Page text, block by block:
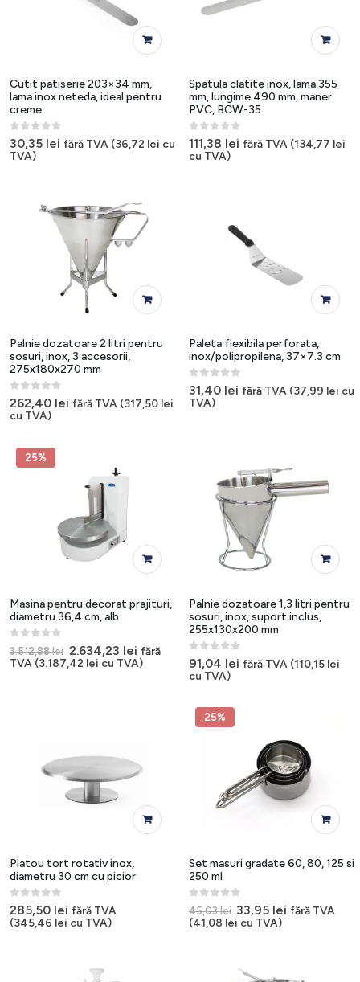
Cutit patiserie 203×34 mm,
lama inox neteda, ideal pentru
creme
0out of 5
30,35 lei fără TVA (36,72 lei cu
TVA)
Spatula clatite inox, lama 355
mm, lungime 490 mm, maner
PVC, BCW-35
0out of 5
111,38 lei fără TVA (134,77 lei
cu TVA)
Palnie dozatoare 2 litri pentru
sosuri, inox, 3 accesorii,
275x180x270 mm
0out of 5
262,40 lei fără TVA (317,50 lei
cu TVA)
Paleta flexibila perforata,
inox/polipropilena, 37×7.3 cm
0out of 5
31,40 lei fără TVA (37,99 lei cu
TVA)
25%
Masina pentru decorat prajituri,
diametru 36,4 cm, alb
0 out of 5
3.512,88lei Prețul
inițial
a
2.634,23 leiPrețul
curent
fără
TVA (3.187,42 lei cu TVA)
Palnie dozatoare 1,3 litri pentru
sosuri, inox, suport inclus,
255x130x200 mm
0out of 5
91,04 lei fără TVA (110,15 lei
cu TVA)
Platou tort rotativ inox,
diametru 30 cm cu picior
0out of 5
285,50 lei fără TVA
(345,46 lei cu TVA)
25%
Set masuri gradate 60, 80, 125 si
250 ml
0 out of 5
45,03lei Prețul
inițial
33,95 lei Prețul
fără TVA
(41,08 lei cu TVA)